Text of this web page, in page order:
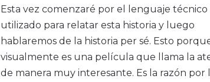
Esta vez comenzaré por el lenguaje técnico
utilizado para relatar esta historia y luego
hablaremos de la historia per sé. Esto
visualmente es una película que llama la
de manera muy interesante. Es la razón por